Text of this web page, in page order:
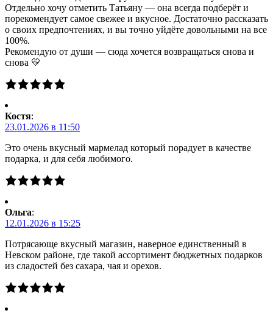
Отдельно хочу отметить Татьяну — она всегда подберёт и
порекомендует самое свежее и вкусное. Достаточно рассказать
о своих предпочтениях, и вы точно уйдёте довольными на все
100%.
Рекомендую от души — сюда хочется возвращаться снова и
снова 💛
Костя:
23.01.2026 в 11:50
Это очень вкусный мармелад который порадует в качестве
подарка, и для себя любимого.
Ольга:
12.01.2026 в 15:25
Потрясающе вкусный магазин, наверное единственный в
Невском районе, где такой ассортимент бюджетных подарков
из сладостей без сахара, чая и орехов.